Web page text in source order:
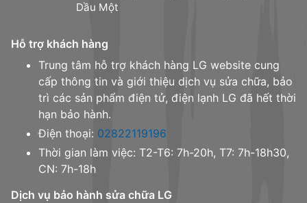
Dầu Một
Hỗ trợ khách hàng
Trung tâm hỗ trợ khách hàng LG website cung
cấp thông tin và giới thiệu dịch vụ sửa chữa, bảo
trì các sản phẩm điện tử, điện lạnh LG đã hết thời
hạn bảo hành.
Điện thoại: 02822119196
Thời gian làm việc: T2-T6: 7h-20h, T7: 7h-18h30,
CN: 7h-18h
Dịch vụ bảo hành sửa chữa LG